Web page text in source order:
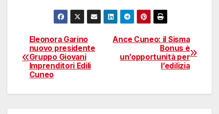
Navigazione
articoli
Ance Cuneo: il Sisma
Bonus è
un’opportunità per
l’edilizia
Eleonora Garino
nuovo presidente
Gruppo Giovani
Imprenditori Edili
Cuneo